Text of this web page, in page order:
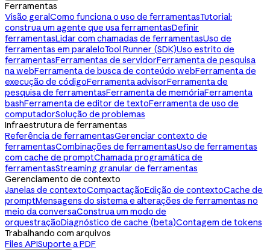
Ferramentas
Visão geralComo funciona o uso de ferramentasTutorial:
construa um agente que usa ferramentasDefinir
ferramentasLidar com chamadas de ferramentasUso de
ferramentas em paraleloTool Runner (SDK)Uso estrito de
ferramentasFerramentas de servidorFerramenta de pesquisa
na webFerramenta de busca de conteúdo webFerramenta de
execução de códigoFerramenta advisorFerramenta de
pesquisa de ferramentasFerramenta de memóriaFerramenta
bashFerramenta de editor de textoFerramenta de uso de
computadorSolução de problemas
Infraestrutura de ferramentas
Referência de ferramentasGerenciar contexto de
ferramentasCombinações de ferramentasUso de ferramentas
com cache de promptChamada programática de
ferramentasStreaming granular de ferramentas
Gerenciamento de contexto
Janelas de contextoCompactaçãoEdição de contextoCache de
promptMensagens do sistema e alterações de ferramentas no
meio da conversaConstrua um modo de
orquestraçãoDiagnóstico de cache (beta)Contagem de tokens
Trabalhando com arquivos
Files APISuporte a PDF